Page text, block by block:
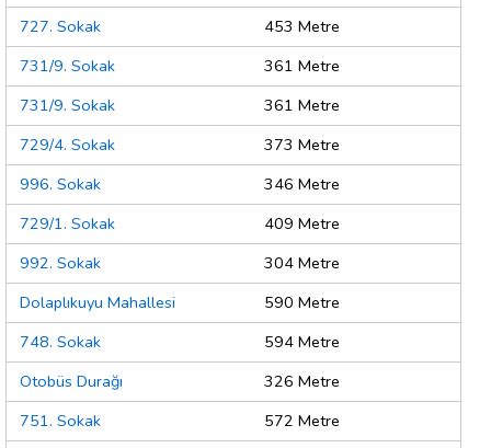
727. Sokak
453 Metre
731/9. Sokak
361 Metre
731/9. Sokak
361 Metre
729/4. Sokak
373 Metre
996. Sokak
346 Metre
729/1. Sokak
409 Metre
992. Sokak
304 Metre
Dolaplıkuyu Mahallesi
590 Metre
748. Sokak
594 Metre
Otobüs Durağı
326 Metre
751. Sokak
572 Metre